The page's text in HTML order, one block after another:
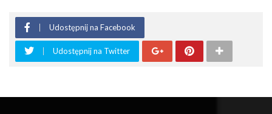
Udostępnij na Facebook
Udostępnij na Twitter